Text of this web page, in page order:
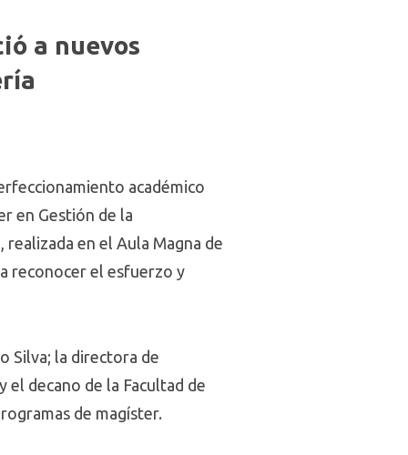
a nuevos
académico
en Gestión de la
realizada en el Aula Magna de
reconocer el esfuerzo y
Silva; la directora de
el decano de la Facultad de
de magíster.